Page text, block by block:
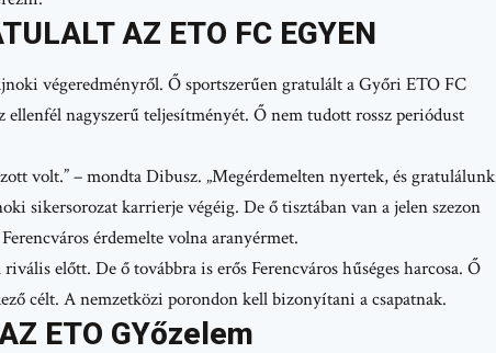
AZ ETO FC EGYEN
végeredményről. Ő sportszerűen gratulált a Győri ETO FC
nagyszerű teljesítményét. Ő nem tudott rossz periódust
volt.” – mondta Dibusz. „Megérdemelten nyertek, és gratulálunk
sikersorozat karrierje végéig. De ő tisztában van a jelen szezon
érdemelte volna aranyérmet.
előtt. De ő továbbra is erős Ferencváros hűséges harcosa. Ő
célt. A nemzetközi porondon kell bizonyítani a csapatnak.
ETO GYőzelem